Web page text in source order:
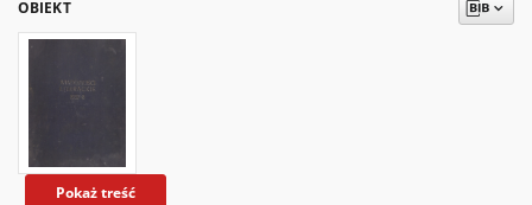
OBIEKT
Pokaż treść